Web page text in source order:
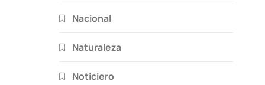
Nacional
Naturaleza
Noticiero